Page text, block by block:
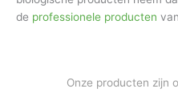
de professionele producten
Onze producten zijn